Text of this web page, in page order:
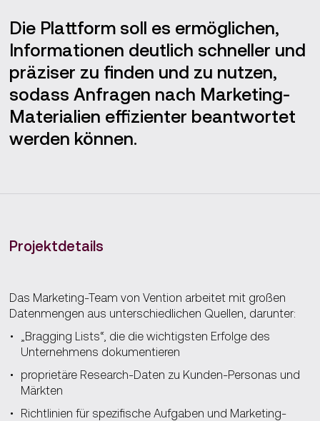
Die Plattform soll es ermöglichen,
Informationen deutlich schneller und
präziser zu finden und zu nutzen,
sodass Anfragen nach Marketing-
Materialien effizienter beantwortet
werden können.
Projektdetails
Das Marketing-Team von Vention arbeitet mit großen
Datenmengen aus unterschiedlichen Quellen, darunter:
„Bragging Lists“, die die wichtigsten Erfolge des
Unternehmens dokumentieren
proprietäre Research-Daten zu Kunden-Personas und
Märkten
Richtlinien für spezifische Aufgaben und Marketing-